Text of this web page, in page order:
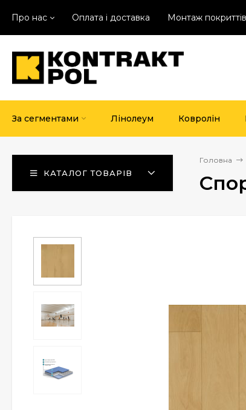
Про нас Оплата і доставка Монтаж
За сегментами Лінолеум Ковролін
КАТАЛОГ ТОВАРІВ
Головна